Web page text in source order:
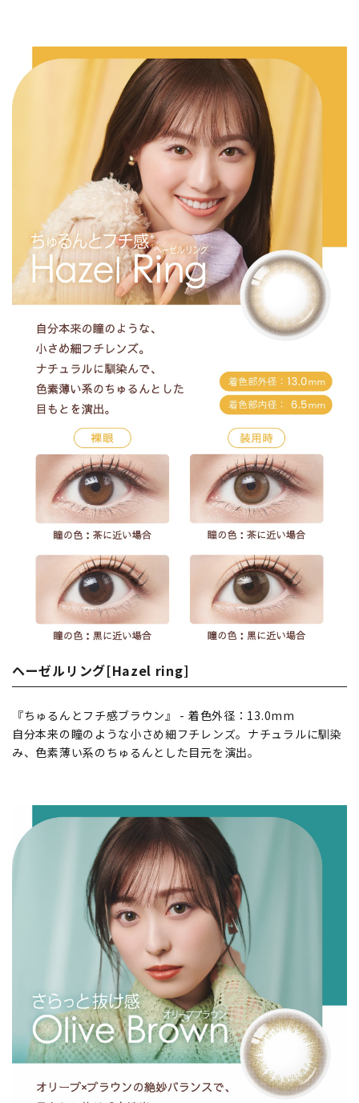
ヘーゼルリング[Hazel ring]
『ちゅるんとフチ感ブラウン』 - 着色外径：13.0mm
自分本来の瞳のような小さめ細フチレンズ。ナチュラルに馴染
み、色素薄い系のちゅるんとした目元を演出。